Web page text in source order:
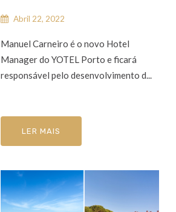
Abril 22, 2022
Manuel Carneiro é o novo Hotel
Manager do YOTEL Porto e ficará
responsável pelo desenvolvimento d...
LER MAIS